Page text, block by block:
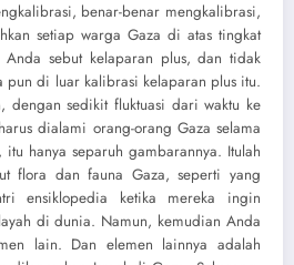
benar-benar mengkalibrasi,
setiap warga Gaza di atas tingkat
Anda sebut kelaparan plus, dan tidak
pun di luar kalibrasi kelaparan plus itu.
dengan sedikit fluktuasi dari waktu ke
dialami orang-orang Gaza selama
hanya separuh gambarannya. Itulah
flora dan fauna Gaza, seperti yang
ensiklopedia ketika mereka ingin
di dunia. Namun, kemudian Anda
lain. Dan elemen lainnya adalah